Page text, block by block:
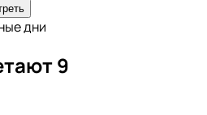
дни
9